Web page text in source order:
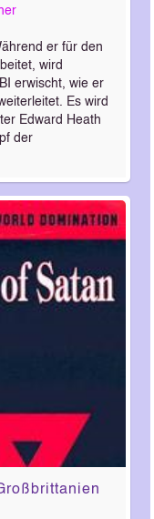
er für den
wird
erwischt, wie er
Es wird
Edward Heath
der